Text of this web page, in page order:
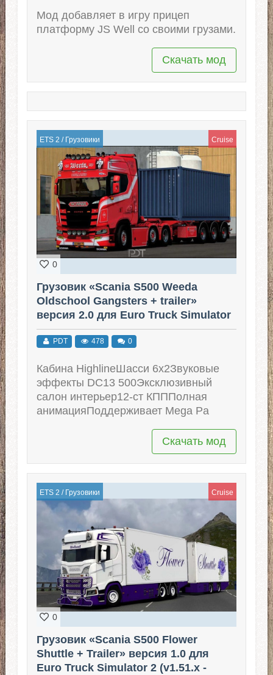
Мод добавляет в игру прицеп
платформу JS Well со своими грузами.
Скачать мод
ETS 2 / Грузовики Cruise
0
Грузовик «Scania S500 Weeda
Oldschool Gangsters + trailer»
версия 2.0 для Euro Truck Simulator
2 (v1.51.x - 1.53.x)
PDT 478 0
Кабина HighlineШасси 6x2Звуковые
эффекты DC13 500Эксклюзивный
салон интерьер12-ст КПППолная
анимацияПоддерживает Mega Pa
Скачать мод
ETS 2 / Грузовики Cruise
0
Грузовик «Scania S500 Flower
Shuttle + Trailer» версия 1.0 для
Euro Truck Simulator 2 (v1.51.x -